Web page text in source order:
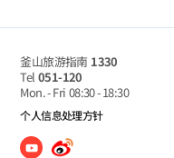
釜山旅游指南 1330
Tel 051-120
Mon. - Fri 08:30 - 18:30
个人信息处理方针